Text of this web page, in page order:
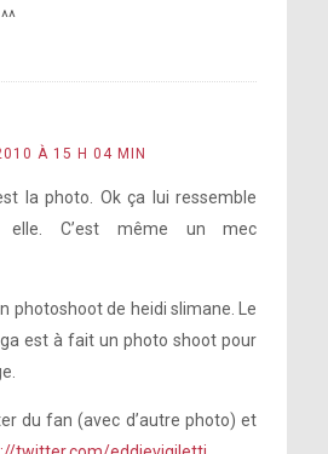
À 15 H 04 MIN
la photo. Ok ça lui ressemble
elle. C’est même un mec
photoshoot de heidi slimane. Le
est à fait un photo shoot pour
du fan (avec d’autre photo) et